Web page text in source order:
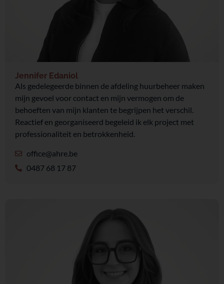
Jennifer Edaniol
Als gedelegeerde binnen de afdeling huurbeheer maken
mijn gevoel voor contact en mijn vermogen om de
behoeften van mijn klanten te begrijpen het verschil.
Reactief en georganiseerd begeleid ik elk project met
professionaliteit en betrokkenheid.
office@ahre.be
0487 68 17 87